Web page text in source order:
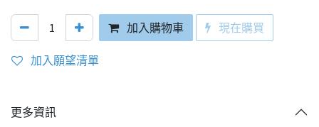
加入購物車 現在購買
加入願望清單
更多資訊